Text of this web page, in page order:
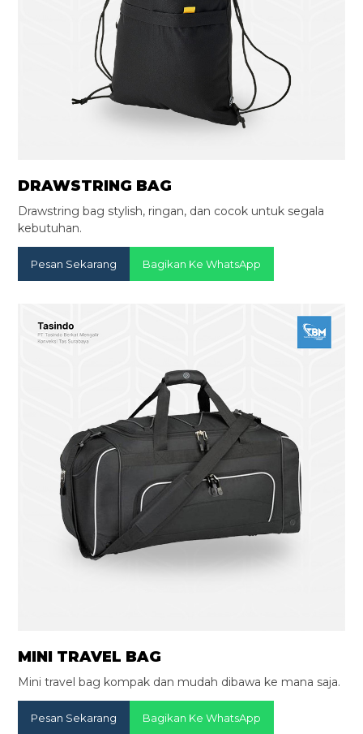
DRAWSTRING BAG
Drawstring bag stylish, ringan, dan cocok untuk segala
kebutuhan.
Pesan Sekarang Bagikan Ke WhatsApp
MINI TRAVEL BAG
Mini travel bag kompak dan mudah dibawa ke mana saja.
Pesan Sekarang Bagikan Ke WhatsApp